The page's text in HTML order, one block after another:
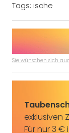
Tags: ische
Sie wünschen sich
exklusiven
Für nur 3